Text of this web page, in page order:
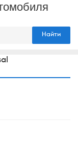
Найти